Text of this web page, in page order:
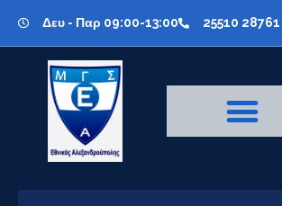
Δευ - Παρ 09:00-13:00 25510 28761